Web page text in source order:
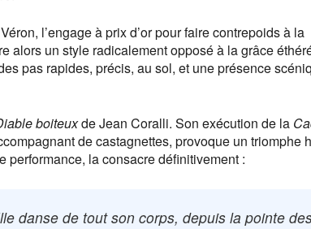
l’engage à prix d’or pour faire contrepoids à la
alors un style radicalement opposé à la grâce
pas rapides, précis, au sol, et une présence
boiteuxde Jean Coralli. Son exécution de la
de castagnettes, provoque un triomphe
performance, la consacre définitivement :
danse de tout son corps, depuis la pointe